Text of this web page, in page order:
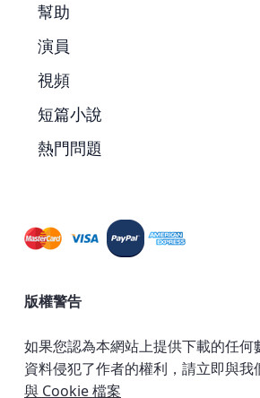
幫助
演員
視頻
短篇小說
熱門問題
版權警告
如果您認為本網站上提供下載的任何
資料侵犯了作者的權利，請立即與我
與 Cookie 檔案